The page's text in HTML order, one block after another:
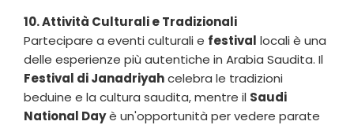
10. Attività Culturali e Tradizionali
Partecipare a eventi culturali e festival locali è una
delle esperienze più autentiche in Arabia Saudita. Il
Festival di Janadriyahcelebra le tradizioni
beduine e la cultura saudita, mentre il Saudi
National Dayè un'opportunità per vedere parate